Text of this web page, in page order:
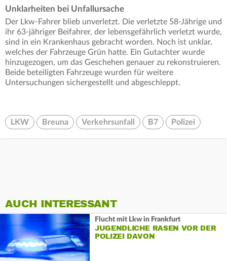
Unklarheiten bei Unfallursache
Der Lkw-Fahrer blieb unverletzt. Die verletzte 58-Jährige und
ihr 63-jähriger Beifahrer, der lebensgefährlich verletzt wurde,
sind in ein Krankenhaus gebracht worden. Noch ist unklar,
welches der Fahrzeuge Grün hatte. Ein Gutachter wurde
hinzugezogen, um das Geschehen genauer zu rekonstruieren.
Beide beteiligten Fahrzeuge wurden für weitere
Untersuchungen sichergestellt und abgeschleppt.
LKW Breuna Verkehrsunfall B7 Polizei
AUCH INTERESSANT
Flucht mit Lkw in Frankfurt
JUGENDLICHE RASEN VOR DER
POLIZEI DAVON